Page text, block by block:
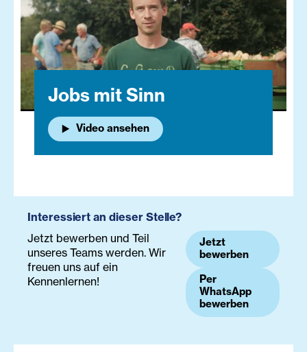
Jobs mit Sinn
Video ansehen
Interessiert an dieser Stelle?
Jetzt bewerben und Teil
unseres Teams werden. Wir
freuen uns auf ein
Kennenlernen!
Jetzt
bewerben
Per
WhatsApp
bewerben